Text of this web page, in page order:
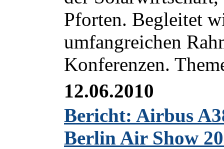
Pforten. Begleitet
umfangreichen
Konferenzen.
12.06.2010
Bericht: Airbus
Berlin Air Show